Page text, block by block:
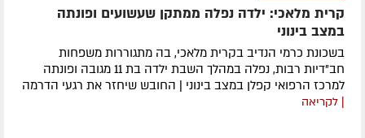
קרית מלאכי: ילדה נפלה ממתקן שעשועים ופונתה
במצב בינוני
בשכונת כרמי הנדיב בקרית מלאכי, בה מתגוררות משפחות
חב"דיות רבות, נפלה במהלך השבת ילדה בת 11 מגובה ופונתה
למרכז הרפואי קפלן במצב בינוני | החובש שיחזר את רגעי הדרמה
| לקריאה